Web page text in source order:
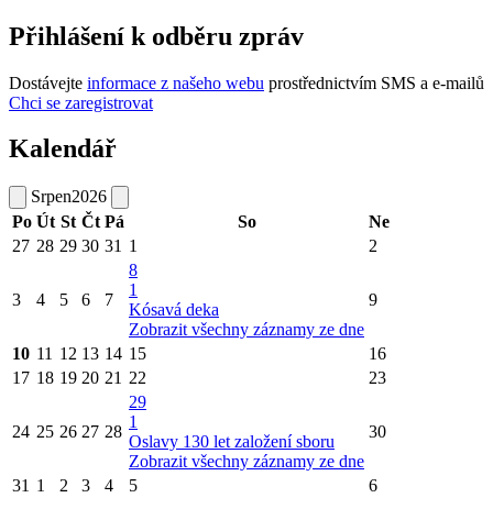
Přihlášení k odběru zpráv
Dostávejte informace z našeho webu prostřednictvím SMS a e-mailů
Chci se zaregistrovat
Kalendář
Srpen2026
Po Út St Čt Pá So
Ne
27 28 29 30 31 1 2
3 4 5 6 7
8
1
Kósavá deka
Zobrazit všechny záznamy ze dne
9
10 11 12 13 14 15
16
17 18 19 20 21 22 23
24 25 26 27 28
29
1
Oslavy 130 let založení sboru
Zobrazit všechny záznamy ze dne
30
31 1 2 3 4 5 6